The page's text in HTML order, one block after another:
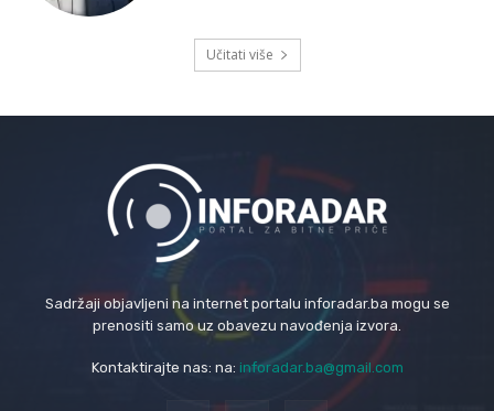
Učitati više
Sadržaji objavljeni na internet portalu inforadar.ba mogu se
prenositi samo uz obavezu navođenja izvora.
Kontaktirajte nas: na: inforadar.ba@gmail.com